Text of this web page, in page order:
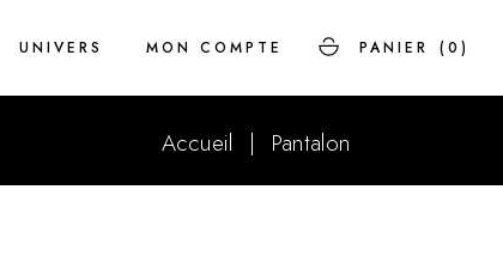
UNIVERS
FAQ
MON COMPTE PANIER (0)
Accueil Pantalon